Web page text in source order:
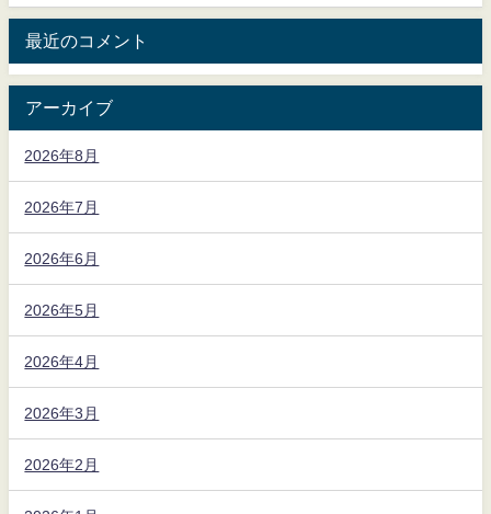
最近のコメント
アーカイブ
2026年8月
2026年7月
2026年6月
2026年5月
2026年4月
2026年3月
2026年2月